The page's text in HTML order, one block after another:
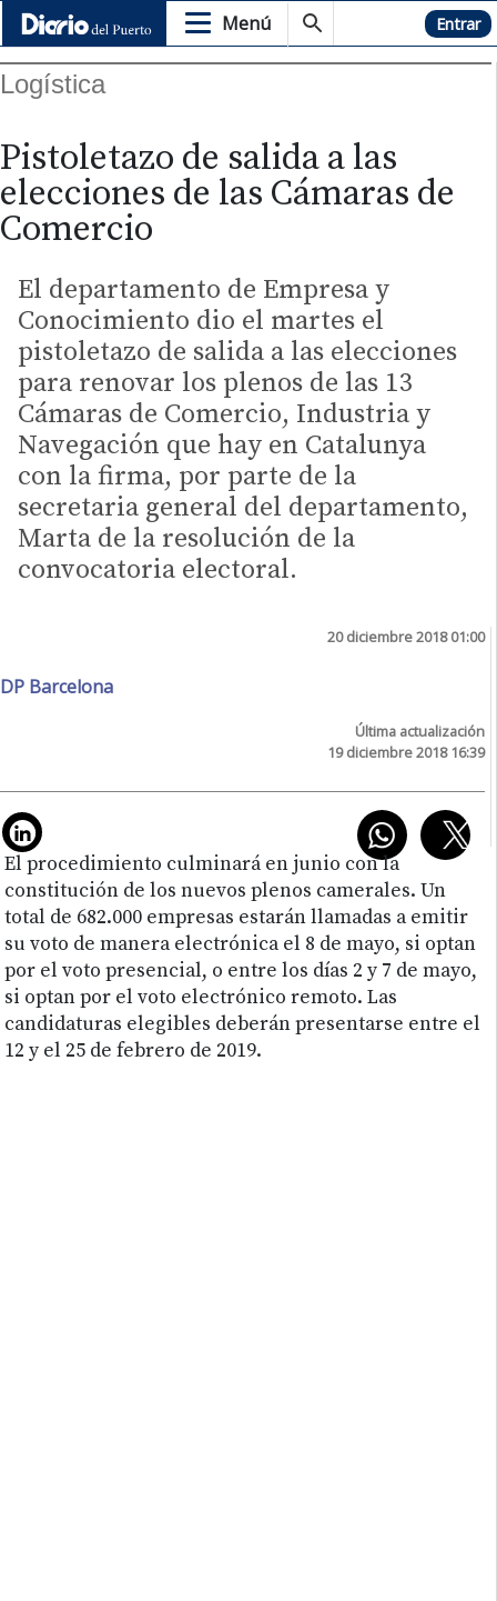
Menú Hemeroteca Entrar
Logística
Pistoletazo de salida a las
elecciones de las Cámaras de
Comercio
El departamento de Empresa y
Conocimiento dio el martes el
pistoletazo de salida a las elecciones
para renovar los plenos de las 13
Cámaras de Comercio, Industria y
Navegación que hay en Catalunya
con la firma, por parte de la
secretaria general del departamento,
Marta de la resolución de la
convocatoria electoral.
20 diciembre 2018 01:00
DP Barcelona
Última actualización
19 diciembre 2018 16:39
El procedimiento culminará en junio con la
constitución de los nuevos plenos camerales. Un
total de 682.000 empresas estarán llamadas a emitir
su voto de manera electrónica el 8 de mayo, si optan
por el voto presencial, o entre los días 2 y 7 de mayo,
si optan por el voto electrónico remoto. Las
candidaturas elegibles deberán presentarse entre el
12 y el 25 de febrero de 2019.